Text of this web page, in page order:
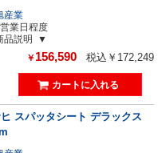
産業
業日程度
品説明
￥ 156,590 税込￥172,249
ヒ スパッタシート デラックス